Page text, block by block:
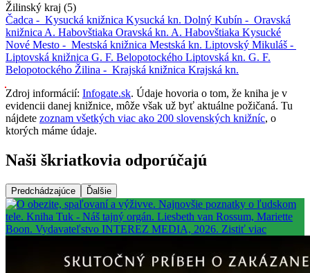
Žilinský kraj (5)
Čadca - Kysucká knižnica Kysucká kn. Dolný Kubín - Oravská
knižnica A. Habovštiaka Oravská kn. A. Habovštiaka Kysucké
Nové Mesto - Mestská knižnica Mestská kn. Liptovský Mikuláš -
Liptovská knižnica G. F. Belopotockého Liptovská kn. G. F.
Belopotockého Žilina - Krajská knižnica Krajská kn.
Zdroj informácií: Infogate.sk. Údaje hovoria o tom, že kniha je v
evidencii danej knižnice, môže však už byť aktuálne požičaná. Tu
nájdete zoznam všetkých viac ako 200 slovenských knižníc, o
ktorých máme údaje.
Naši škriatkovia odporúčajú
Predchádzajúce Ďalšie